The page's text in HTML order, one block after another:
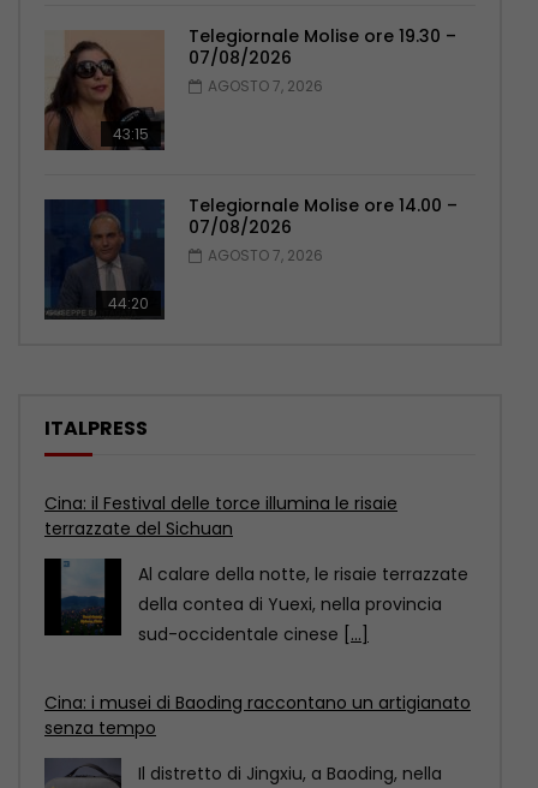
43:15
Telegiornale Molise ore 19.30 –
07/08/2026
AGOSTO 7, 2026
44:20
Telegiornale Molise ore 14.00 –
07/08/2026
AGOSTO 7, 2026
ITALPRESS
Cina: i musei di Baoding raccontano un artigianato
senza tempo
Il distretto di Jingxiu, a Baoding, nella
provincia settentrionale cinese dello
Hebei, propone visite museali
Cina: lo sport entra nella vita quotidiana con il
“fitness in 15 minuti”
In occasione della 18esima Giornata